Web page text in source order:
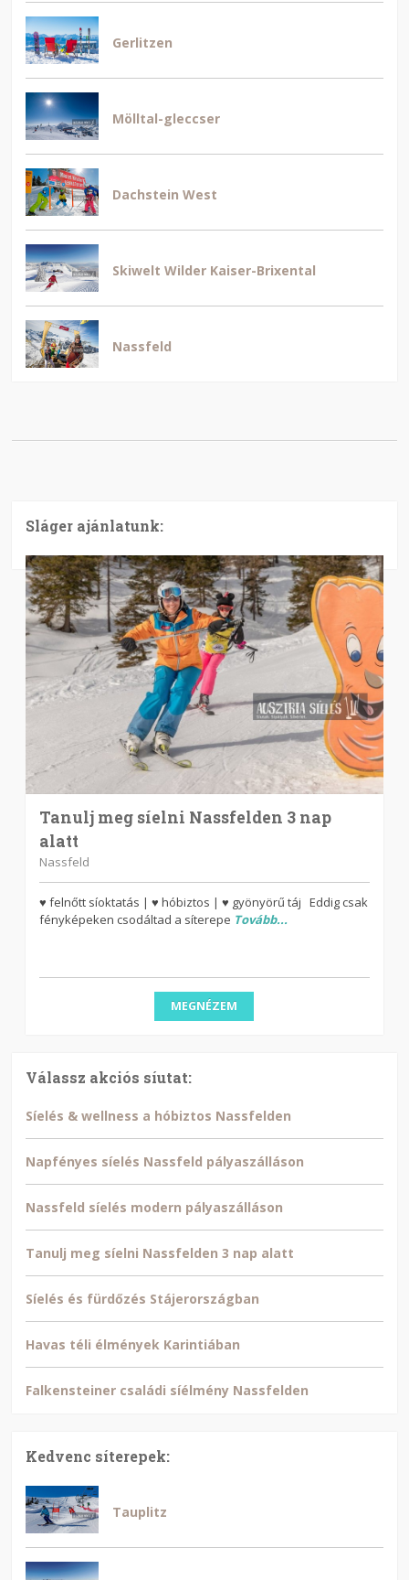
Gerlitzen
Mölltal-gleccser
Dachstein West
Skiwelt Wilder Kaiser-Brixental
Nassfeld
Sláger ajánlatunk:
Tanulj meg síelni Nassfelden 3 nap
alatt
Nassfeld
♥ felnőtt síoktatás | ♥ hóbiztos | ♥ gyönyörű táj Eddig csak
fényképeken csodáltad a síterepe Tovább...
MEGNÉZEM
Válassz akciós síutat:
Síelés & wellness a hóbiztos Nassfelden
Napfényes síelés Nassfeld pályaszálláson
Nassfeld síelés modern pályaszálláson
Tanulj meg síelni Nassfelden 3 nap alatt
Síelés és fürdőzés Stájerországban
Havas téli élmények Karintiában
Falkensteiner családi síélmény Nassfelden
Kedvenc síterepek:
Tauplitz